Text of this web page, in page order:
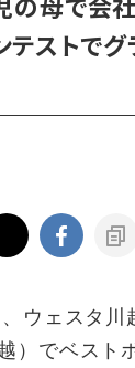
ストでグ
ウェスタ川
）でベスト